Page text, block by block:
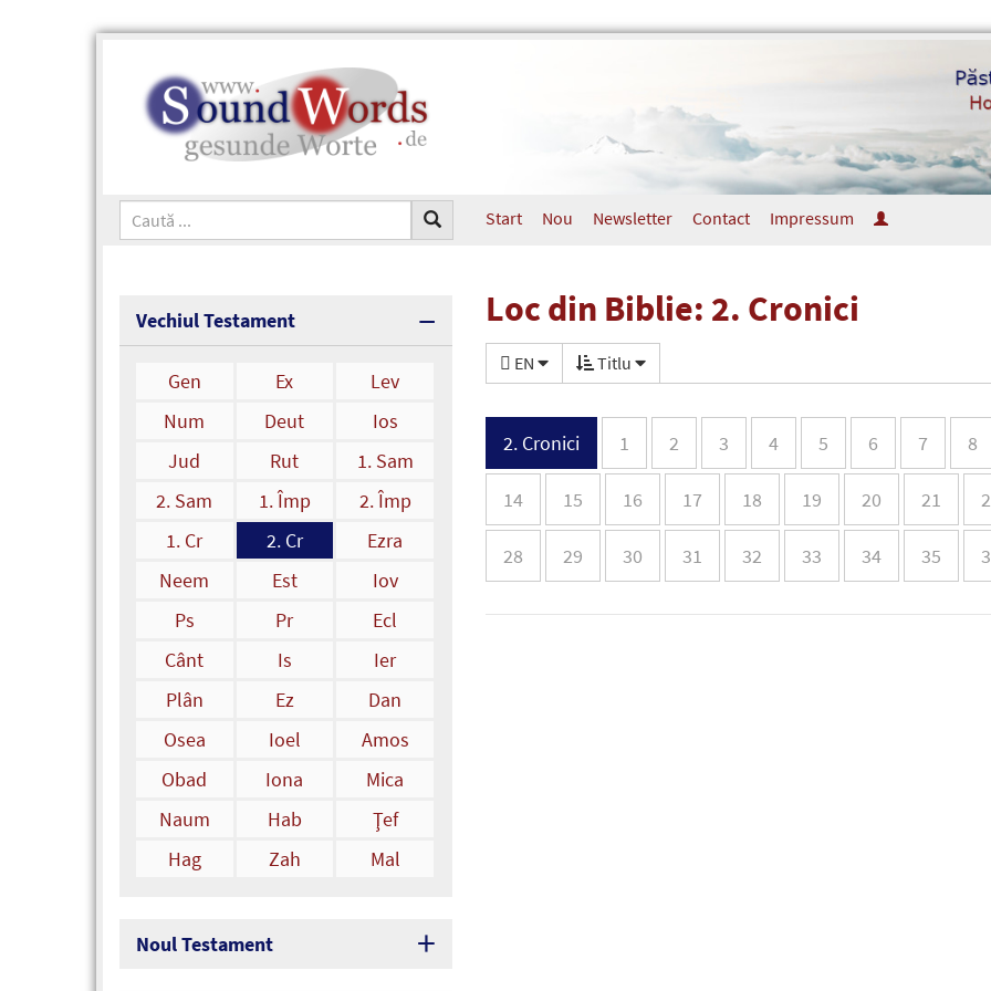
Start Nou Newsletter Contact Impressum
Vechiul Testament
Gen Ex
Lev
Num
Deut
Ios
Jud
Rut
1. Sam
2. Sam
1. Împ
2. Împ
1. Cr
2. Cr
Ezra
Neem
Est
Iov
Ps
Pr
Ecl
Cânt
Is
Ier
Plân
Ez
Dan
Osea
Ioel
Amos
Obad
Iona
Mica
Naum
Hab
Ţef
Hag
Zah Mal
Noul Testament
Loc din Biblie: 2. Cronici
EN Titlu
2. Cronici 1 2 3 4 5 6 7 8
14 15 16 17 18 19 20 21
28 29 30 31 32 33 34 35